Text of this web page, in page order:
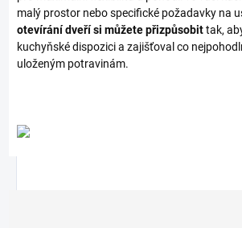
malý prostor nebo specifické požadavky na
otevírání dveří si můžete přizpůsobittak,
kuchyňské dispozici a zajišťoval co
uloženým potravinám.